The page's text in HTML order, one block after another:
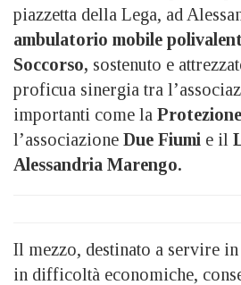
piazzetta della Lega, ad
ambulatorio mobile
Soccorso, sostenuto e
proficua sinergia tra
importanti come la
l’associazione Due Fiumi e il
Alessandria Marengo.
Il mezzo, destinato a servire
in difficoltà economiche,